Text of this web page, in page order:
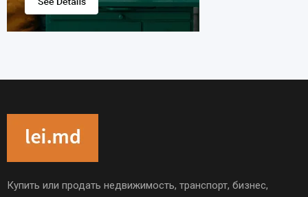
Купить или продать недвижимость, транспорт, бизнес,